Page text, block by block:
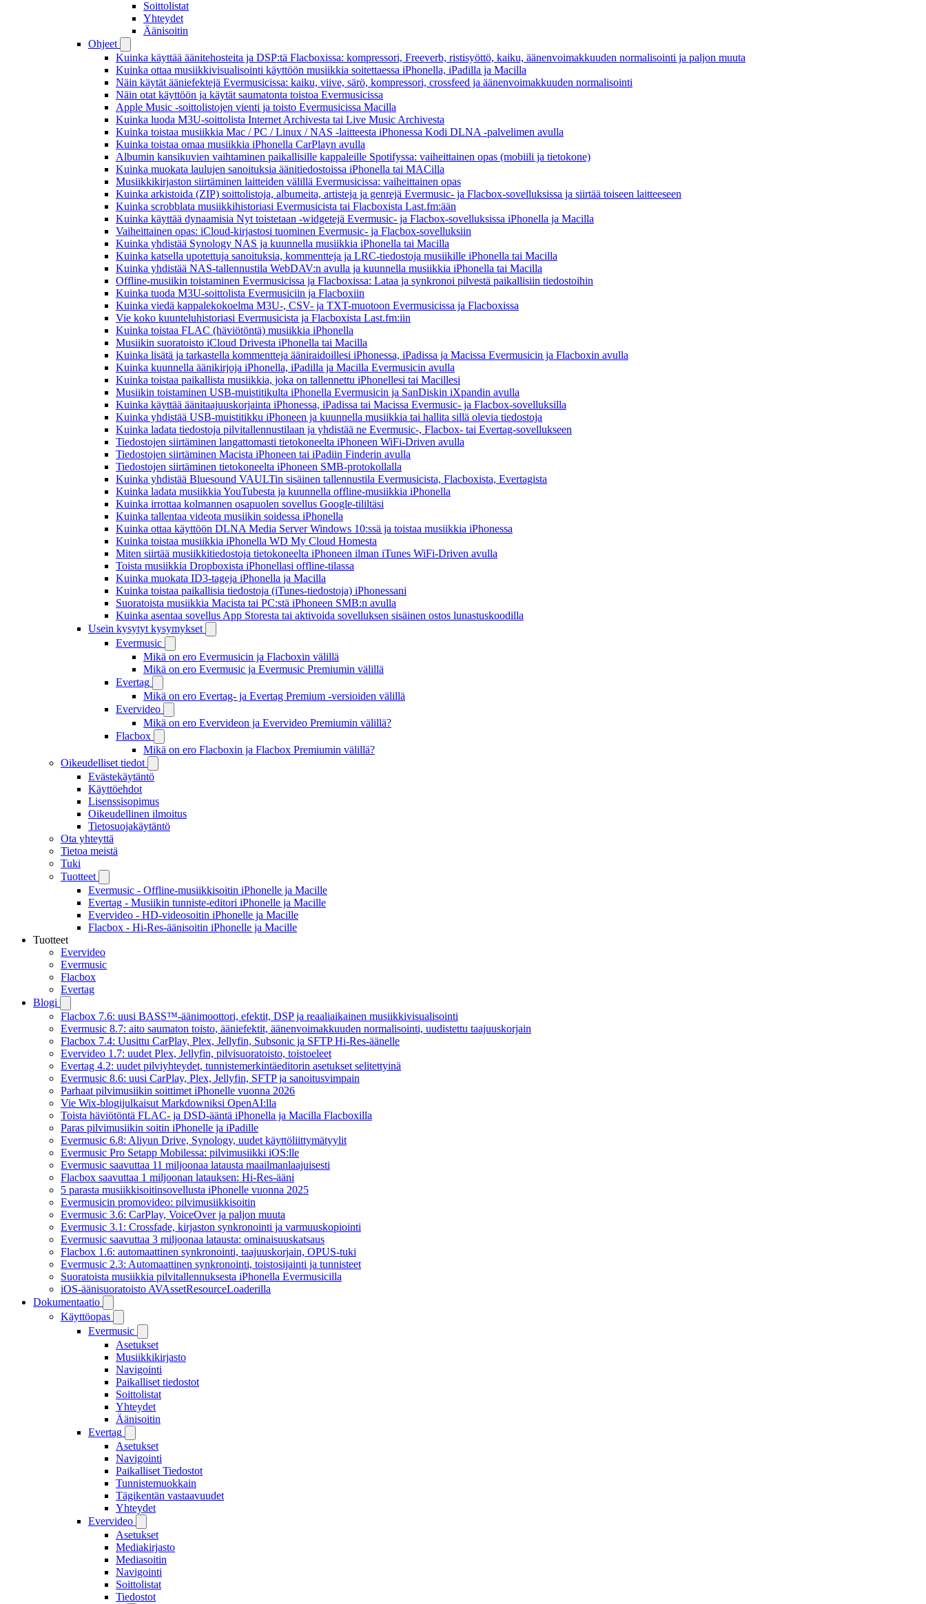
Soittolistat
Yhteydet
Äänisoitin
Ohjeet
Kuinka käyttää äänitehosteita ja DSP:tä Flacboxissa: kompressori, Freeverb, ristisyöttö, kaiku, äänenvoimakkuuden normalisointi ja paljon muuta
Kuinka ottaa musiikkivisualisointi käyttöön musiikkia soitettaessa iPhonella, iPadilla ja Macilla
Näin käytät ääniefektejä Evermusicissa: kaiku, viive, särö, kompressori, crossfeed ja äänenvoimakkuuden normalisointi
Näin otat käyttöön ja käytät saumatonta toistoa Evermusicissa
Apple Music -soittolistojen vienti ja toisto Evermusicissa Macilla
Kuinka luoda M3U-soittolista Internet Archivesta tai Live Music Archivesta
Kuinka toistaa musiikkia Mac / PC / Linux / NAS -laitteesta iPhonessa Kodi DLNA -palvelimen avulla
Kuinka toistaa omaa musiikkia iPhonella CarPlayn avulla
Albumin kansikuvien vaihtaminen paikallisille kappaleille Spotifyssa: vaiheittainen opas (mobiili ja tietokone)
Kuinka muokata laulujen sanoituksia äänitiedostoissa iPhonella tai MACilla
Musiikkikirjaston siirtäminen laitteiden välillä Evermusicissa: vaiheittainen opas
Kuinka arkistoida (ZIP) soittolistoja, albumeita, artisteja ja genrejä Evermusic- ja Flacbox-sovelluksissa ja siirtää toiseen laitteeseen
Kuinka scrobblata musiikkihistoriasi Evermusicista tai Flacboxista Last.fm:ään
Kuinka käyttää dynaamisia Nyt toistetaan -widgetejä Evermusic- ja Flacbox-sovelluksissa iPhonella ja Macilla
Vaiheittainen opas: iCloud-kirjastosi tuominen Evermusic- ja Flacbox-sovelluksiin
Kuinka yhdistää Synology NAS ja kuunnella musiikkia iPhonella tai Macilla
Kuinka katsella upotettuja sanoituksia, kommentteja ja LRC-tiedostoja musiikille iPhonella tai Macilla
Kuinka yhdistää NAS-tallennustila WebDAV:n avulla ja kuunnella musiikkia iPhonella tai Macilla
Offline-musiikin toistaminen Evermusicissa ja Flacboxissa: Lataa ja synkronoi pilvestä paikallisiin tiedostoihin
Kuinka tuoda M3U-soittolista Evermusiciin ja Flacboxiin
Kuinka viedä kappalekokoelma M3U-, CSV- ja TXT-muotoon Evermusicissa ja Flacboxissa
Vie koko kuunteluhistoriasi Evermusicista ja Flacboxista Last.fm:iin
Kuinka toistaa FLAC (häviötöntä) musiikkia iPhonella
Musiikin suoratoisto iCloud Drivesta iPhonella tai Macilla
Kuinka lisätä ja tarkastella kommentteja ääniraidoillesi iPhonessa, iPadissa ja Macissa Evermusicin ja Flacboxin avulla
Kuinka kuunnella äänikirjoja iPhonella, iPadilla ja Macilla Evermusicin avulla
Kuinka toistaa paikallista musiikkia, joka on tallennettu iPhonellesi tai Macillesi
Musiikin toistaminen USB-muistitikulta iPhonella Evermusicin ja SanDiskin iXpandin avulla
Kuinka käyttää äänitaajuuskorjainta iPhonessa, iPadissa tai Macissa Evermusic- ja Flacbox-sovelluksilla
Kuinka yhdistää USB-muistitikku iPhoneen ja kuunnella musiikkia tai hallita sillä olevia tiedostoja
Kuinka ladata tiedostoja pilvitallennustilaan ja yhdistää ne Evermusic-, Flacbox- tai Evertag-sovellukseen
Tiedostojen siirtäminen langattomasti tietokoneelta iPhoneen WiFi-Driven avulla
Tiedostojen siirtäminen Macista iPhoneen tai iPadiin Finderin avulla
Tiedostojen siirtäminen tietokoneelta iPhoneen SMB-protokollalla
Kuinka yhdistää Bluesound VAULTin sisäinen tallennustila Evermusicista, Flacboxista, Evertagista
Kuinka ladata musiikkia YouTubesta ja kuunnella offline-musiikkia iPhonella
Kuinka irrottaa kolmannen osapuolen sovellus Google-tililtäsi
Kuinka tallentaa videota musiikin soidessa iPhonella
Kuinka ottaa käyttöön DLNA Media Server Windows 10:ssä ja toistaa musiikkia iPhonessa
Kuinka toistaa musiikkia iPhonella WD My Cloud Homesta
Miten siirtää musiikkitiedostoja tietokoneelta iPhoneen ilman iTunes WiFi-Driven avulla
Toista musiikkia Dropboxista iPhonellasi offline-tilassa
Kuinka muokata ID3-tageja iPhonella ja Macilla
Kuinka toistaa paikallisia tiedostoja (iTunes-tiedostoja) iPhonessani
Suoratoista musiikkia Macista tai PC:stä iPhoneen SMB:n avulla
Kuinka asentaa sovellus App Storesta tai aktivoida sovelluksen sisäinen ostos lunastuskoodilla
Usein kysytyt kysymykset
Evermusic
Mikä on ero Evermusicin ja Flacboxin välillä
Mikä on ero Evermusic ja Evermusic Premiumin välillä
Evertag
Mikä on ero Evertag- ja Evertag Premium -versioiden välillä
Evervideo
Mikä on ero Evervideon ja Evervideo Premiumin välillä?
Flacbox
Mikä on ero Flacboxin ja Flacbox Premiumin välillä?
Oikeudelliset tiedot
Evästekäytäntö
Käyttöehdot
Lisenssisopimus
Oikeudellinen ilmoitus
Tietosuojakäytäntö
Ota yhteyttä
Tietoa meistä
Tuki
Tuotteet
Evermusic - Offline-musiikkisoitin iPhonelle ja Macille
Evertag - Musiikin tunniste-editori iPhonelle ja Macille
Evervideo - HD-videosoitin iPhonelle ja Macille
Flacbox - Hi-Res-äänisoitin iPhonelle ja Macille
Tuotteet
Evervideo
Evermusic
Flacbox
Evertag
Blogi
Flacbox 7.6: uusi BASS™-äänimoottori, efektit, DSP ja reaaliaikainen musiikkivisualisointi
Evermusic 8.7: aito saumaton toisto, ääniefektit, äänenvoimakkuuden normalisointi, uudistettu taajuuskorjain
Flacbox 7.4: Uusittu CarPlay, Plex, Jellyfin, Subsonic ja SFTP Hi-Res-äänelle
Evervideo 1.7: uudet Plex, Jellyfin, pilvisuoratoisto, toistoeleet
Evertag 4.2: uudet pilviyhteydet, tunnistemerkintäeditorin asetukset selitettyinä
Evermusic 8.6: uusi CarPlay, Plex, Jellyfin, SFTP ja sanoitusvimpain
Parhaat pilvimusiikin soittimet iPhonelle vuonna 2026
Vie Wix-blogijulkaisut Markdowniksi OpenAI:lla
Toista häviötöntä FLAC- ja DSD-ääntä iPhonella ja Macilla Flacboxilla
Paras pilvimusiikin soitin iPhonelle ja iPadille
Evermusic 6.8: Aliyun Drive, Synology, uudet käyttöliittymätyylit
Evermusic Pro Setapp Mobilessa: pilvimusiikki iOS:lle
Evermusic saavuttaa 11 miljoonaa latausta maailmanlaajuisesti
Flacbox saavuttaa 1 miljoonan latauksen: Hi-Res-ääni
5 parasta musiikkisoitinsovellusta iPhonelle vuonna 2025
Evermusicin promovideo: pilvimusiikkisoitin
Evermusic 3.6: CarPlay, VoiceOver ja paljon muuta
Evermusic 3.1: Crossfade, kirjaston synkronointi ja varmuuskopiointi
Evermusic saavuttaa 3 miljoonaa latausta: ominaisuuskatsaus
Flacbox 1.6: automaattinen synkronointi, taajuuskorjain, OPUS-tuki
Evermusic 2.3: Automaattinen synkronointi, toistosijainti ja tunnisteet
Suoratoista musiikkia pilvitallennuksesta iPhonella Evermusicilla
iOS-äänisuoratoisto AVAssetResourceLoaderilla
Dokumentaatio
Käyttöopas
Evermusic
Asetukset
Musiikkikirjasto
Navigointi
Paikalliset tiedostot
Soittolistat
Yhteydet
Äänisoitin
Evertag
Asetukset
Navigointi
Paikalliset Tiedostot
Tunnistemuokkain
Tägikentän vastaavuudet
Yhteydet
Evervideo
Asetukset
Mediakirjasto
Mediasoitin
Navigointi
Soittolistat
Tiedostot